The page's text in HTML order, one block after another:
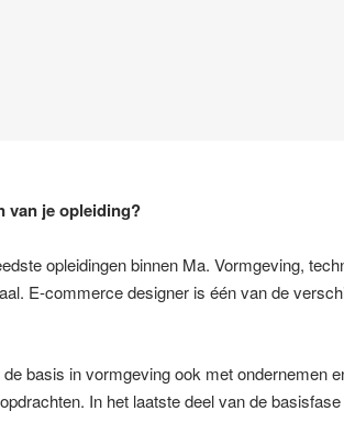
van je opleiding?
opleidingen binnen Ma. Vormgeving,
E-commerce designer is één van de
basis in vormgeving ook met ondernemen
In het laatste deel van de